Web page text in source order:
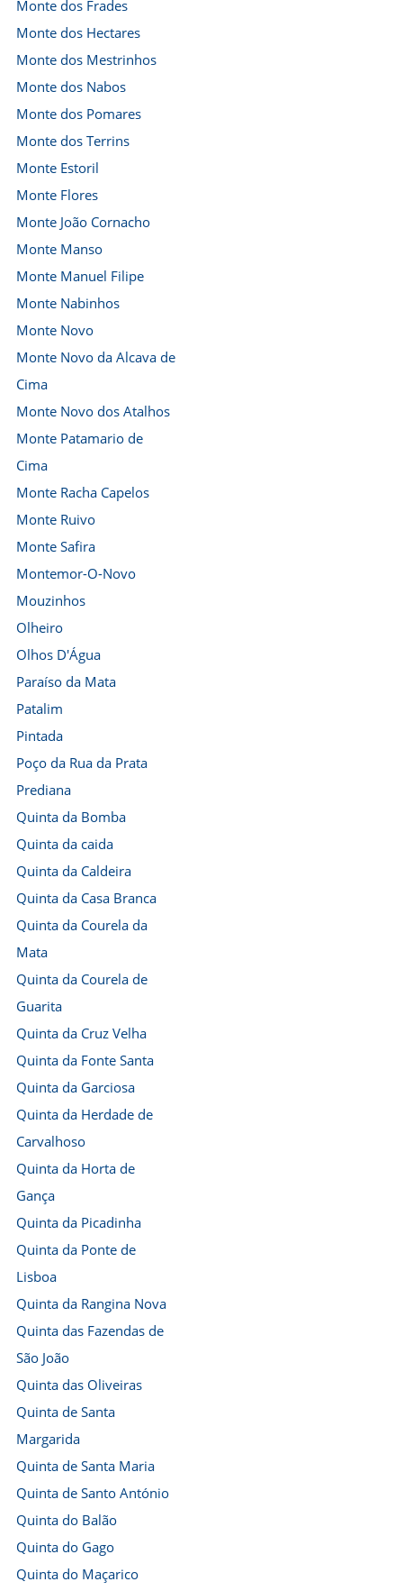
Monte dos Frades
Monte dos Hectares
Monte dos Mestrinhos
Monte dos Nabos
Monte dos Pomares
Monte dos Terrins
Monte Estoril
Monte Flores
Monte João Cornacho
Monte Manso
Monte Manuel Filipe
Monte Nabinhos
Monte Novo
Monte Novo da Alcava de
Cima
Monte Novo dos Atalhos
Monte Patamario de
Cima
Monte Racha Capelos
Monte Ruivo
Monte Safira
Montemor-O-Novo
Mouzinhos
Olheiro
Olhos D'Água
Paraíso da Mata
Patalim
Pintada
Poço da Rua da Prata
Prediana
Quinta da Bomba
Quinta da caida
Quinta da Caldeira
Quinta da Casa Branca
Quinta da Courela da
Mata
Quinta da Courela de
Guarita
Quinta da Cruz Velha
Quinta da Fonte Santa
Quinta da Garciosa
Quinta da Herdade de
Carvalhoso
Quinta da Horta de
Gança
Quinta da Picadinha
Quinta da Ponte de
Lisboa
Quinta da Rangina Nova
Quinta das Fazendas de
São João
Quinta das Oliveiras
Quinta de Santa
Margarida
Quinta de Santa Maria
Quinta de Santo António
Quinta do Balão
Quinta do Gago
Quinta do Maçarico